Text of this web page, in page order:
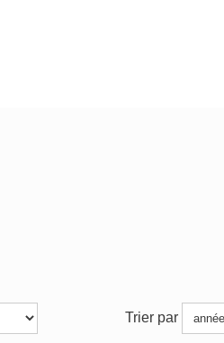
Trier par